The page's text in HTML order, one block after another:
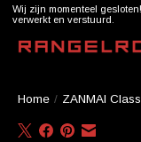
Wij zijn momenteel
verwerkt en verstuurd.
Home / ZANMAI